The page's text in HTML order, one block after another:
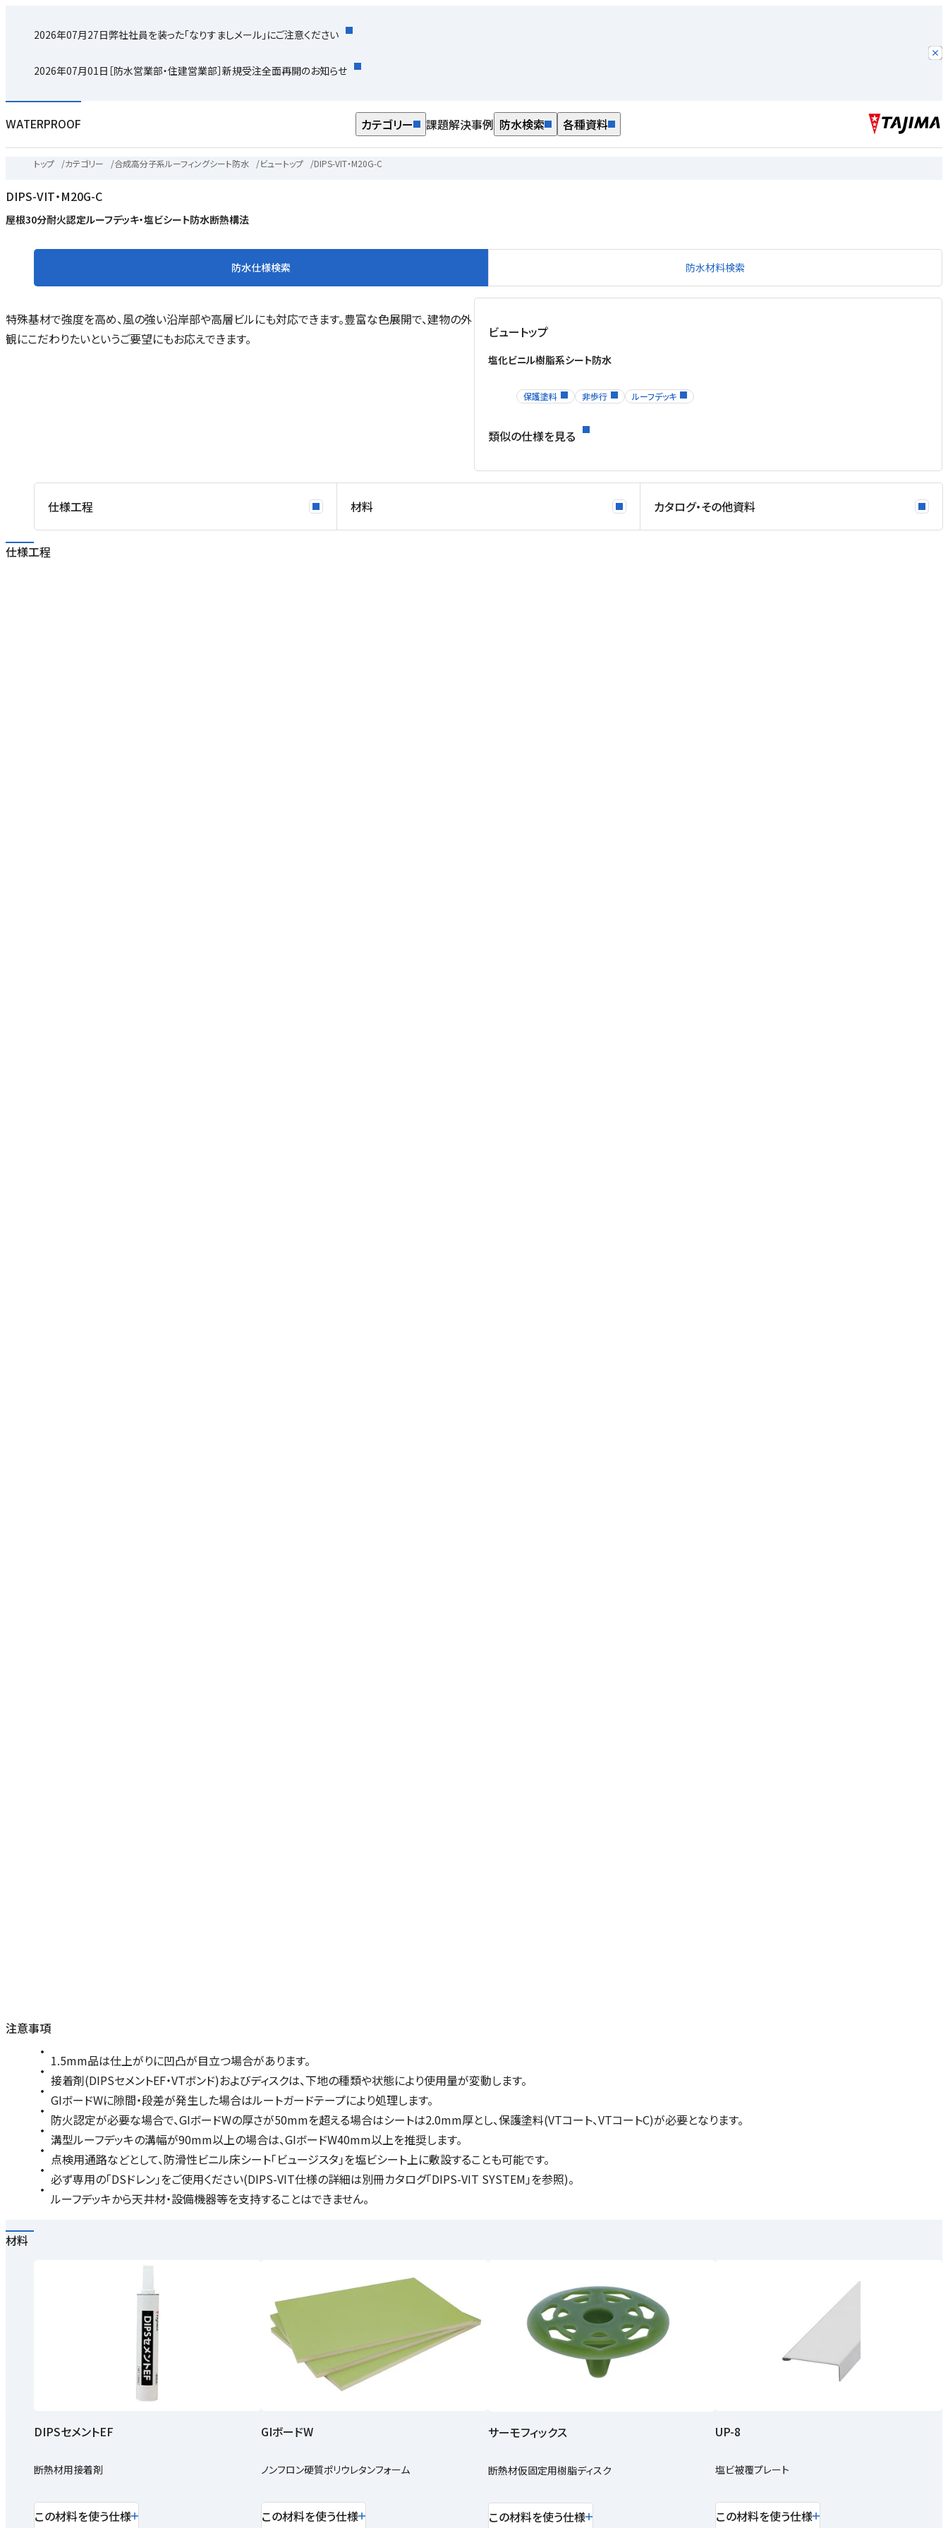
2026年07月27日弊社社員を装った「なりすましメール」にご注意ください
2026年07月01日 ［防水営業部・住建営業部］新規受注全面再開のお知らせ
WATERPROOF カテゴリー 課題解決事例 防水検索 各種資料
トップ /カテゴリー /合成高分子系ルーフィングシート防水 /ビュートップ /DIPS-VIT・M20G-C
DIPS-VIT・M20G-C
屋根30分耐火認定ルーフデッキ・塩ビシート防水断熱構法
防水仕様検索 防水材料検索
特殊基材で強度を高め、風の強い沿岸部や高層ビルにも対応できます。豊富な色展開で、建物の外
観にこだわりたいというご要望にもお応えできます。
ビュートップ
塩化ビニル樹脂系シート防水
保護塗料 非歩行 ルーフデッキ
類似の仕様を見る
仕様工程 材料 カタログ・その他資料
仕様工程
注意事項
1.5mm品は仕上がりに凹凸が目立つ場合があります。
接着剤(DIPSセメントEF・VTボンド)およびディスクは、下地の種類や状態により使用量が変動します。
GIボードWに隙間・段差が発生した場合はルートガードテープにより処理します。
防火認定が必要な場合で、GIボードWの厚さが50mmを超える場合はシートは2.0mm厚とし、保護塗料(VTコート、VTコートC)が必要となります。
溝型ルーフデッキの溝幅が90mm以上の場合は、GIボードW40mm以上を推奨します。
点検用通路などとして、防滑性ビニル床シート「ビュージスタ」を塩ビシート上に敷設することも可能です。
必ず専用の「DSドレン」をご使用ください(DIPS-VIT仕様の詳細は別冊カタログ「DIPS-VIT SYSTEM」を参照)。
ルーフデッキから天井材・設備機器等を支持することはできません。
材料
DIPSセメントEF
断熱材用接着剤
この材料を使う仕様
GIボードW
ノンフロン硬質ポリウレタンフォーム
この材料を使う仕様
サーモフィックス
断熱材仮固定用樹脂ディスク
この材料を使う仕様
UP-8
塩ビ被覆プレート
この材料を使う仕様